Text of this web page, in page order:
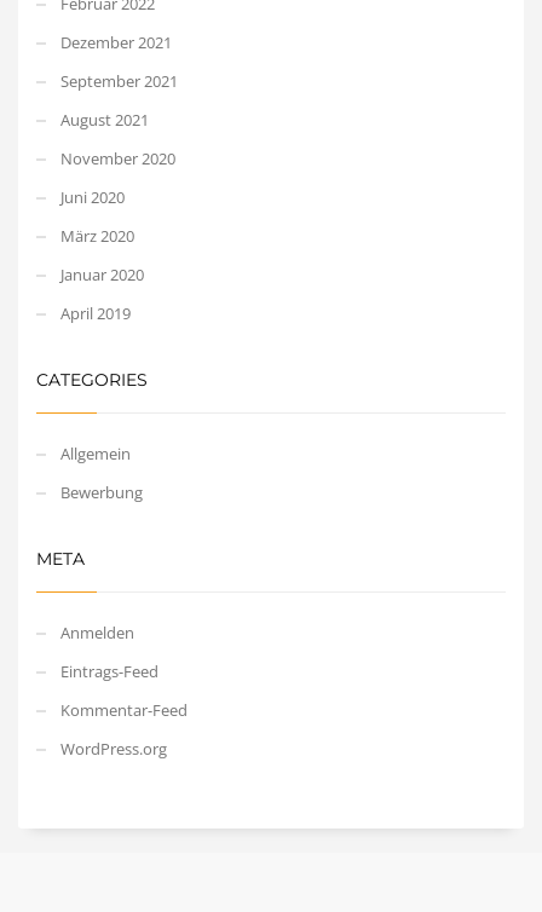
Dezember 2021
September 2021
August 2021
November 2020
Juni 2020
März 2020
Januar 2020
April 2019
CATEGORIES
Allgemein
Bewerbung
META
Anmelden
Eintrags-Feed
Kommentar-Feed
WordPress.org